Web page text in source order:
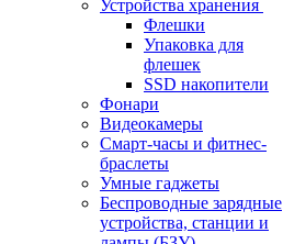
Устройства хранения
Флешки
Упаковка для
флешек
SSD накопители
Фонари
Видеокамеры
Смарт-часы и фитнес-
браслеты
Умные гаджеты
Беспроводные зарядные
устройства, станции и